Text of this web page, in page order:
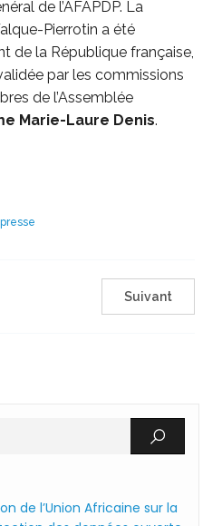
de l’AFAPDP. La
Pierrotin a été
de la République française,
par les commissions
de l’Assemblée
Marie-Laure Denis.
Suivant
de l’Union Africaine sur la